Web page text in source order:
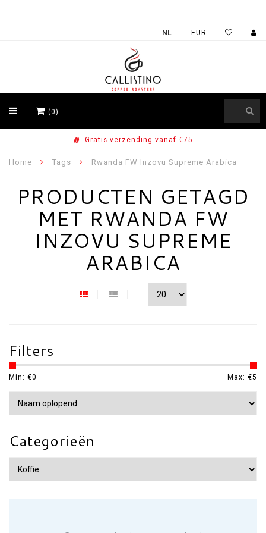
EUR
(0)
Gratis verzending vanaf €75
Home Tags Rwanda FW Inzovu Supreme Arabica
PRODUCTEN GETAGD
MET RWANDA FW
INZOVU SUPREME
ARABICA
Filters
Min: €0 Max: €5
Categorieën